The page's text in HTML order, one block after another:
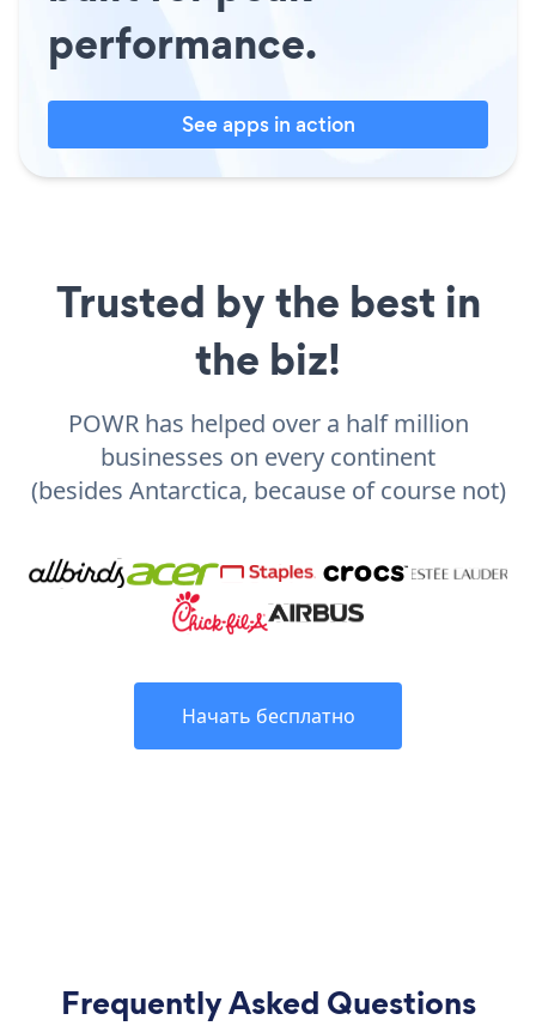
performance.
See apps in action
Trusted by the best in
the biz!
POWR has helped over a half million
businesses on every continent
(besides Antarctica, because of course not)
Начать бесплатно
Frequently Asked Questions